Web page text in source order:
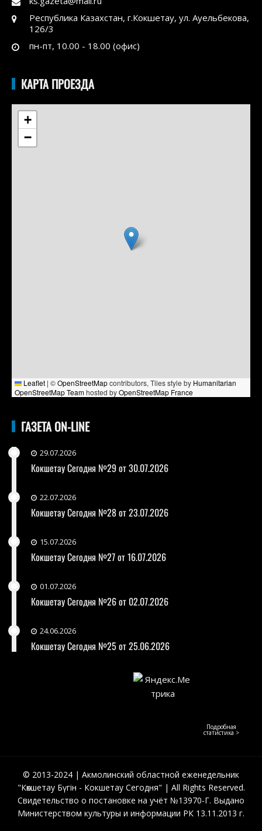
Республика Казахстан, г.Кокшетау, ул. Ауельбекова,
126/3
пн-пт, 10.00 - 18.00 (офис)
КАРТА ПРОЕЗДА
+
−
Leaflet | ©OpenStreetMapcontributors, Tiles style by Humanitarian
OpenStreetMap Teamhosted byOpenStreetMap France
ГАЗЕТА ON-LINE
29.07.2026
Кокшетау Сегодня №29 от 30.07.2026
22.07.2026
Кокшетау Сегодня №28 от 23.07.2026
15.07.2026
Кокшетау Сегодня №27 от 16.07.2026
01.07.2026
Кокшетау Сегодня №26 от 02.07.2026
24.06.2026
Кокшетау Сегодня №25 от 25.06.2026
Подробная
статистика >
© 2013-2024 | Акмолинский областной еженедельник
"Көкшетау Бүгін - Кокшетау Сегодня" | All Rights Reserved.
Свидетельство о постановке на учёт №13970-Г. Выдано
Министерством культуры и информации РК 13.11.2013 г.